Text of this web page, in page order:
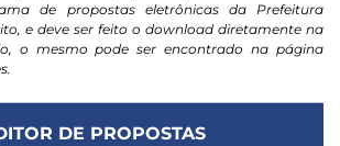
de propostas eletrônicas da Prefeitura
e deve ser feito o download diretamente na
o mesmo pode ser encontrado na página
DE PROPOSTAS